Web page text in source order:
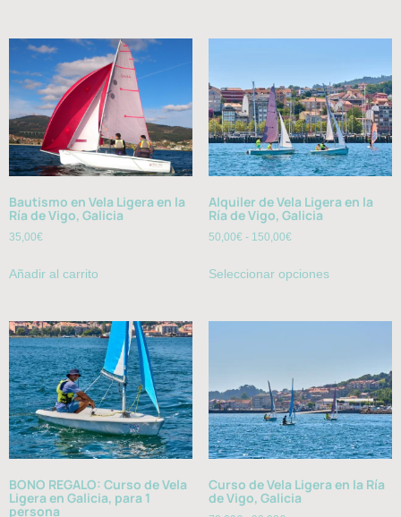
Bautismo en Vela Ligera en la
Ría de Vigo, Galicia
35,00€
Añadir al carrito
Alquiler de Vela Ligera en la
Ría de Vigo, Galicia
50,00€ - 150,00€
Seleccionar opciones
BONO REGALO: Curso de Vela
Ligera en Galicia, para 1
persona
Curso de Vela Ligera en la Ría
de Vigo, Galicia